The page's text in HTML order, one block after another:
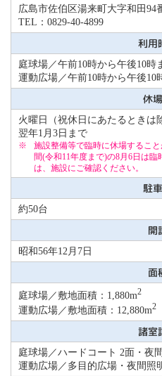
広島市佐伯区湯来町大字和田94
TEL：0829-40-4899
利用
庭球場／午前10時から午後10時
運動広場／午前10時から午後10
休
火曜日（祝休日にあたるときは
翌年1月3日まで
施設整備等で臨時に休場するこ
間(令和11年度まで)の8月6日は
は、施設にご確認ください。
駐
約50台
開
昭和56年12月7日
面
庭球場／敷地面積：1,880m2
運動広場／敷地面積：12,880m2
諸室
庭球場／ハードコート 2面・夜
運動広場／多目的広場・夜間照